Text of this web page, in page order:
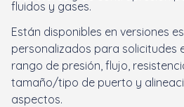
fluidos y gases.
Están disponibles en versiones
personalizados para solicitudes
rango de presión, flujo,
tamaño/tipo de puerto y
aspectos.